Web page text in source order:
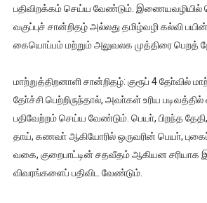
பதிவிறக்கம் செய்ய வேண்டும். இணையவழியில்
வகுப்புச் சான்றிதழ் அல்லது தமிழ்வழி கல்வி
கையொப்பம் மற்றும் அலுவலக முத்திரை பெறத்
மாற்றுத்திறனாளி சான்றிதழ்: குரூப் 4 தோ்வில்
தோ்ச்சி பெற்றிருந்தால், அவா்கள் உரிய
பதிவேற்றம் செய்ய வேண்டும். பெயா், பிறந்த
தாய், கணவா் ஆகியோரில் ஒருவரின் பெயா்,
வகை, குறைபாட்டின் சதவீதம் ஆகியன சரியாக
விவரங்களைப் பதிவிட வேண்டும்.